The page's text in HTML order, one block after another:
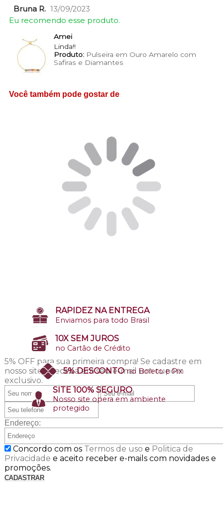
Bruna R. 13/09/2023
Eu recomendo esse produto.
Amei
Linda!!
Produto:Pulseira em Ouro Amarelo com
Safiras e Diamantes
Você também pode gostar de
RAPIDEZ NA ENTREGA
Enviamos para todo Brasil
10X SEM JUROS
no Cartão de Crédito
5% DESCONTO no Boleto e Pix
SITE 100% SEGURO
Nosso site opera em ambiente
protegido
5% OFF para sua primeira compra! Se cadastre em
nosso site e receba em seu e-mail um cupom
exclusivo.
Endereço:
Concordo com os Termos de uso e Politica de
Privacidade e aceito receber e-mails com novidades e
promoções.
CADASTRAR